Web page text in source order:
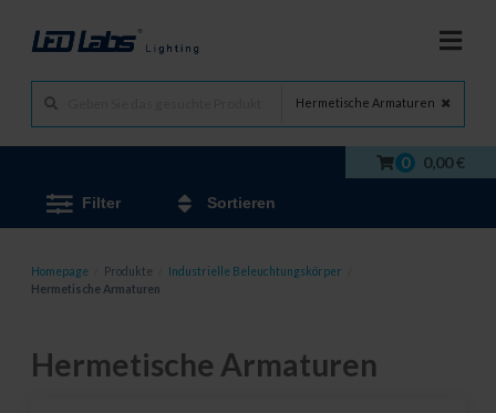
Hermetische Armaturen
0 0,00 €
Filter Sortieren
Homepage Produkte Industrielle Beleuchtungskörper
Hermetische Armaturen
Hermetische Armaturen